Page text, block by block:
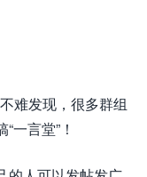
难发现，很多群组
一言堂”！